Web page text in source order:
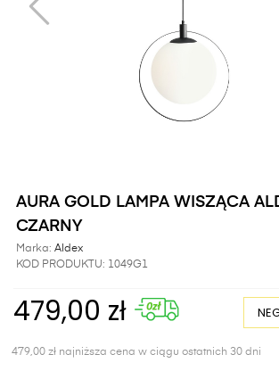
AURA GOLD LAMPA WISZĄCA
CZARNY
Marka: Aldex
KOD PRODUKTU: 1049G1
479,00 zł
479,00 zł najniższa cena w ciągu ostatnich 30 dni